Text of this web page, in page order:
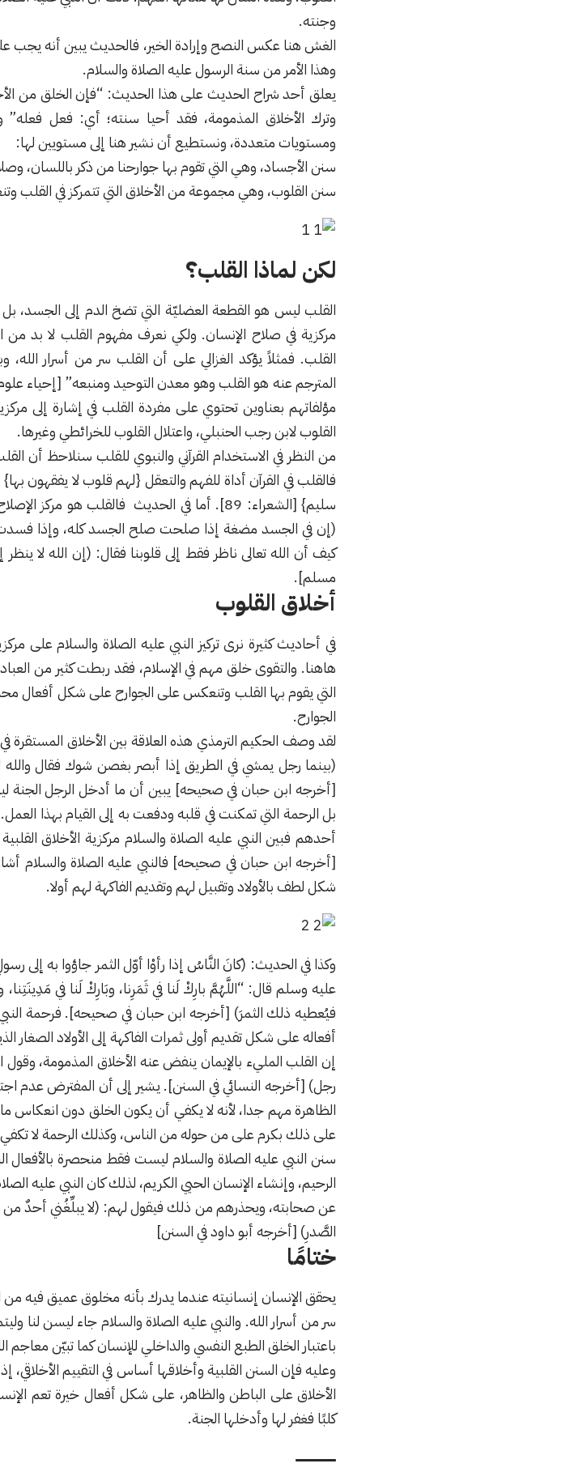
وجنته.
الغش هنا عكس النصح وإرادة الخير، فالحديث يبين أنه يجب
وهذا الأمر من سنة الرسول عليه الصلاة والسلام.
يعلق أحد شراح الحديث على هذا الحديث: “فإن الخلق من
وترك الأخلاق المذمومة، فقد أحيا سنته؛ أي: فعل
ومستويات متعددة، ونستطيع أن نشير هنا إلى مستويين لها:
سنن الأجساد، وهي التي تقوم بها جوارحنا من ذكر باللسان،
سنن القلوب، وهي مجموعة من الأخلاق التي تتمركز في
لكن لماذا القلب؟
القلب ليس هو القطعة العضليّة التي تضخ الدم إلى الجسد،
مركزية في صلاح الإنسان. ولكي نعرف مفهوم القلب لا بد من
القلب. فمثلاً يؤكد الغزالي على أن القلب سر من أسرار الله،
المترجم عنه هو ‌القلب وهو معدن التوحيد ومنبعه” [إحياء
مؤلفاتهم بعناوين تحتوي على مفردة القلب في إشارة إلى
القلوب لابن رجب الحنبلي، واعتلال القلوب للخرائطي وغيرها.
من النظر في الاستخدام القرآني والنبوي للقلب سنلاحظ أن
سليم} [الشعراء: 89]. أما في الحديث فالقلب هو
(إن في الجسد مضغة إذا صلحت صلح الجسد كله، وإذا
كيف أن الله تعالى ناظر فقط إلى قلوبنا فقال: (إن الله لا
مسلم].
أخلاق القلوب
في أحاديث كثيرة نرى تركيز النبي عليه الصلاة والسلام على
هاهنا. والتقوى خلق مهم في الإسلام، فقد ربطت كثير من
التي يقوم بها القلب وتنعكس على الجوارح على شكل أفعال
الجوارح.
لقد وصف الحكيم الترمذي هذه العلاقة بين الأخلاق
(بينما رجل يمشي في الطريق إذا أبصر بغصن ‌شوك فقال
[أخرجه ابن حبان في صحيحه] يبين أن ما أدخل الرجل الجنة
بل الرحمة التي تمكنت في قلبه ودفعت به إلى القيام بهذا
أحدهم فبين النبي عليه الصلاة والسلام مركزية الأخلاق
[أخرجه ابن حبان في صحيحه] فالنبي عليه الصلاة والسلام
شكل لطف بالأولاد وتقبيل لهم وتقديم الفاكهة لهم أولا.
وكذا في الحديث: (كانَ النَّاسُ إذا رأوْا أوّل الثمر جاؤوا به إلى
عليه وسلم قال: “اللَّهُمَّ بارِكْ لَنا في ثَمَرِنا، وبَارِكْ لَنا في
فيُعطيه ذلك الثمرَ) [أخرجه ابن حبان في صحيحه]. فرحمة
أفعاله على شكل تقديم أولى ثمرات الفاكهة إلى الأولاد الصغار
إن القلب المليء بالإيمان ينفض عنه الأخلاق المذمومة،
رجل) [أخرجه النسائي في السنن]. يشير إلى أن المفترض عدم
الظاهرة مهم جدا، لأنه لا يكفي أن يكون الخلق دون انعكاس
على ذلك بكرم على من حوله من الناس، وكذلك الرحمة لا
سنن النبي عليه الصلاة والسلام ليست فقط منحصرة
الرحيم، وإنشاء الإنسان الحيي الكريم، لذلك كان النبي عليه
عن صحابته، ويحذرهم من ذلك فيقول لهم: (لا يبلِّغُني أحدٌ
الصَّدرِ) [أخرجه أبو داود في السنن]
ختامًا
يحقق الإنسان إنسانيته عندما يدرك بأنه مخلوق عميق فيه من
سر من أسرار الله. والنبي عليه الصلاة والسلام جاء ليسن لنا
باعتبار الخلق الطبع النفسي والداخلي للإنسان كما تبيّن معاجم
وعليه فإن السنن القلبية وأخلاقها أساس في التقييم
الأخلاق على الباطن والظاهر، على شكل أفعال خيرة تعم
كلبًا فغفر لها وأدخلها الجنة.